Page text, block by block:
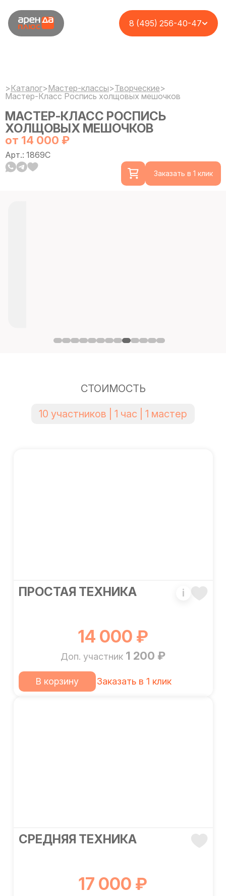
8 (495) 256-40-47
>Каталог>Мастер-классы>Творческие>
Мастер-Класс Роспись холщовых мешочков
МАСТЕР-КЛАСС РОСПИСЬ
ХОЛЩОВЫХ МЕШОЧКОВ
от 14 000 ₽
Арт.: 1869C
Заказать в 1 клик
СТОИМОСТЬ
10 участников | 1 час | 1 мастер
ПРОСТАЯ ТЕХНИКА i
14 000 ₽
Доп. участник 1 200 ₽
В корзину Заказать в 1 клик
СРЕДНЯЯ ТЕХНИКА
17 000 ₽